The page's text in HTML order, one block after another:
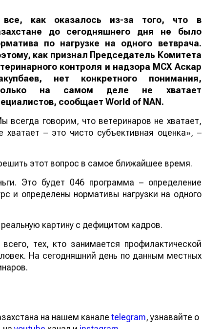
как оказалось из-за того, что в
до сегодняшнего дня не было
по нагрузке на одного ветврача.
как признал Председатель Комитета
контроля и надзора МСХ Аскар
нет конкретного понимания,
на самом деле не хватает
сообщает World of NAN.
всегда говорим, что ветеринаров не хватает,
– это чисто субъективная оценка», –
этот вопрос в самое ближайшее время.
Это будет 046 программа – определение
и определены нормативы нагрузки на одного
картину с дефицитом кадров.
тех, кто занимается профилактической
На сегодняшний день по данным местных
на нашем канале telegram, узнавайте о